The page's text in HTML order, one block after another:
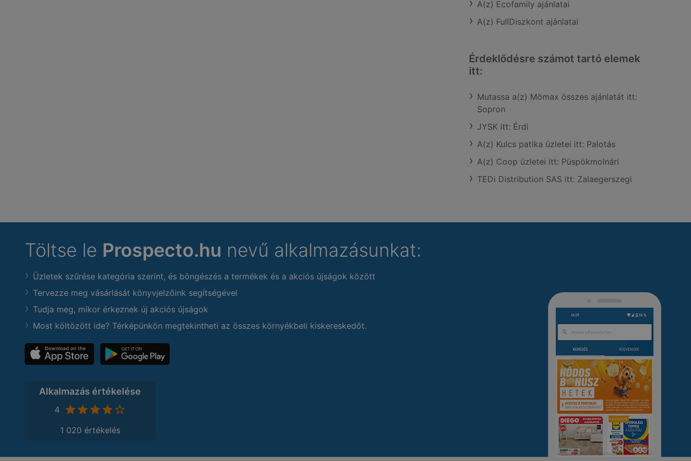
A(z) Ecofamily ajánlatai
A(z) FullDiszkont ajánlatai
Érdeklődésre számot tartó elemek
itt:
Mutassa a(z) Mömax összes ajánlatát itt:
Sopron
JYSK itt: Érdi
A(z) Kulcs patika üzletei itt: Palotás
A(z) Coop üzletei itt: Püspökmolnári
TEDi Distribution SAS itt: Zalaegerszegi
Töltse le Prospecto.hu nevű alkalmazásunkat:
Üzletek szűrése kategória szerint, és böngészés a termékek és a akciós újságok között
Tervezze meg vásárlását könyvjelzőink segítségével
Tudja meg, mikor érkeznek új akciós újságok
Most költözött ide? Térképünkön megtekintheti az összes környékbeli kiskereskedőt.
Alkalmazás értékelése
4
1 020 értékelés